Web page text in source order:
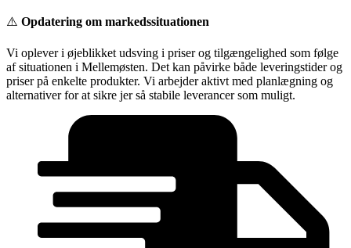
Videre
indhold
⚠️ Opdatering om markedssituationen
Vi oplever i øjeblikket udsving i priser og tilgængelighed som følge
af situationen i Mellemøsten. Det kan påvirke både leveringstider og
priser på enkelte produkter. Vi arbejder aktivt med planlægning og
alternativer for at sikre jer så stabile leverancer som muligt.